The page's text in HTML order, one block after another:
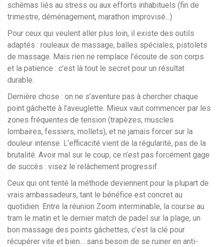
schémas liés au stress ou aux efforts inhabituels (fin de
trimestre, déménagement, marathon improvisé...)
Pour ceux qui veulent aller plus loin, il existe des outils
adaptés : rouleaux de massage, balles spéciales, pistolets
de massage. Mais rien ne remplace l’écoute de son corps
et la patience : c’est là tout le secret pour un résultat
durable.
Dernière chose : on ne s’aventure pas à chercher chaque
point gâchette à l’aveuglette. Mieux vaut commencer par les
zones fréquentes de tension (trapèzes, muscles
lombaires, fessiers, mollets), et ne jamais forcer sur la
douleur intense. L’efficacité vient de la régularité, pas de la
brutalité. Avoir mal sur le coup, ce n’est pas forcément gage
de succès : visez le relâchement progressif.
Ceux qui ont tenté la méthode deviennent pour la plupart de
vrais ambassadeurs, tant le bénéfice est concret au
quotidien. Entre la réunion Zoom interminable, la course au
tram le matin et le dernier match de padel sur la plage, un
bon massage des points gâchettes, c’est la clé pour
récupérer vite et bien… sans besoin de se ruiner en anti-